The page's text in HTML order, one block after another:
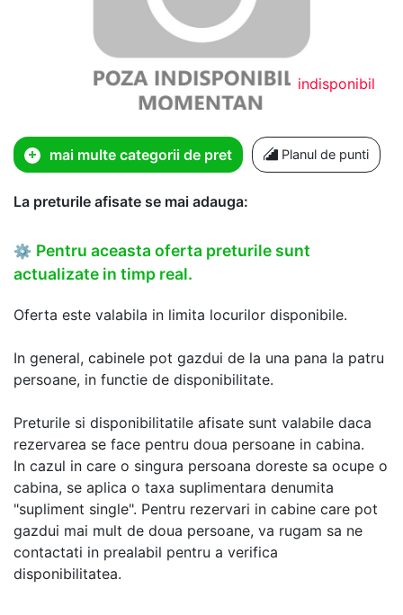
indisponibil
mai multe categorii de pret Planul de punti
La preturile afisate se mai adauga:
⚙ Pentru aceasta oferta preturile sunt
actualizate in timp real.
Oferta este valabila in limita locurilor disponibile.
In general, cabinele pot gazdui de la una pana la patru
persoane, in functie de disponibilitate.
Preturile si disponibilitatile afisate sunt valabile daca
rezervarea se face pentru doua persoane in cabina.
In cazul in care o singura persoana doreste sa ocupe o
cabina, se aplica o taxa suplimentara denumita
"supliment single". Pentru rezervari in cabine care pot
gazdui mai mult de doua persoane, va rugam sa ne
contactati in prealabil pentru a verifica
disponibilitatea.